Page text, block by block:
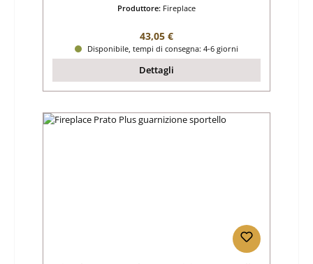
Produttore: Fireplace
Prezzo normale:
43,05 €
Disponibile, tempi di consegna: 4-6 giorni
Dettagli